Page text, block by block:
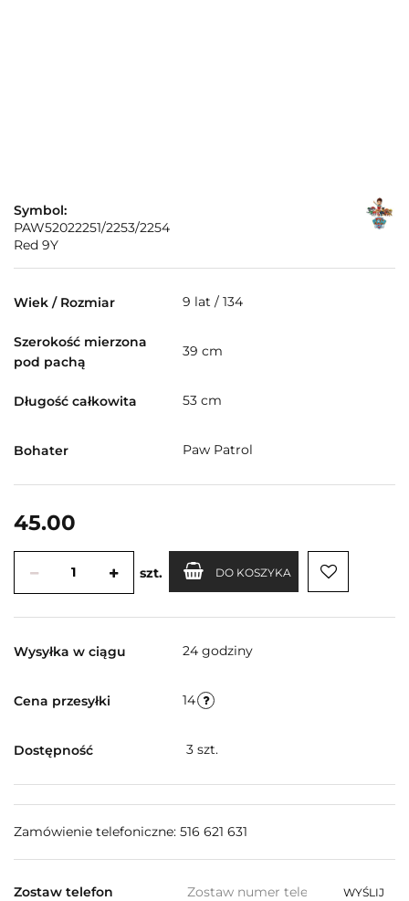
Symbol:
PAW52022251/2253/2254
Red 9Y
Wiek / Rozmiar 9 lat / 134
Szerokość mierzona
pod pachą
39 cm
Długość całkowita 53 cm
Bohater Paw Patrol
45.00
szt. DO KOSZYKA
Wysyłka w ciągu 24 godziny
Cena przesyłki 14
Dostępność 3 szt.
Zamówienie telefoniczne: 516 621 631
Zostaw telefon WYŚLIJ